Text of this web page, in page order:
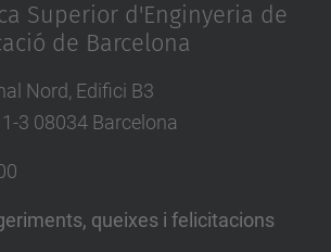
Superior d'Enginyeria de
de Barcelona
Nord, Edifici B3
3 08034 Barcelona
queixes i felicitacions